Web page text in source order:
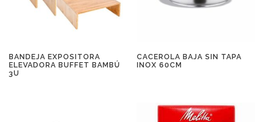
BANDEJA EXPOSITORA
ELEVADORA BUFFET BAMBÚ
3U
CACEROLA BAJA SIN TAPA
INOX 60CM